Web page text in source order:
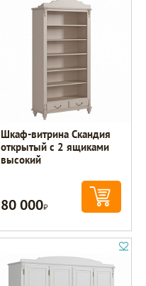
Шкаф-витрина Скандия
открытый с 2 ящиками
высокий
80 000Р